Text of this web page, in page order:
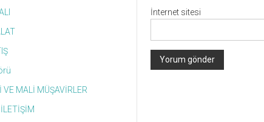
İnternet sitesi
VE MALİ MÜŞAVİRLER